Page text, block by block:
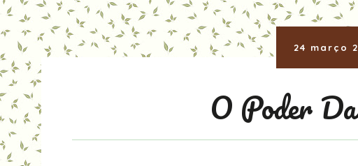
24 março
O Poder